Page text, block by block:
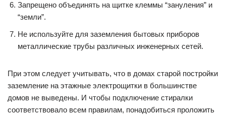
Запрещено объединять на щитке клеммы “зануления” и
“земли”.
Не используйте для заземления бытовых приборов
металлические трубы различных инженерных сетей.
При этом следует учитывать, что в домах старой постройки
заземление на этажные электрощитки в большинстве
домов не выведены. И чтобы подключение стиралки
соответствовало всем правилам, понадобиться проложить